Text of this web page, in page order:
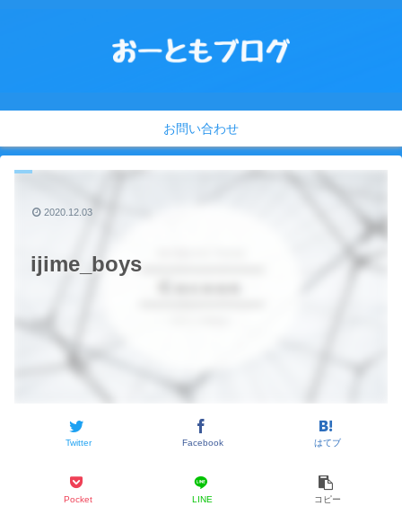
お問い合わせ
ijime_boys
Twitter Facebook はてブ
Pocket LINE コピー
2020.12.03